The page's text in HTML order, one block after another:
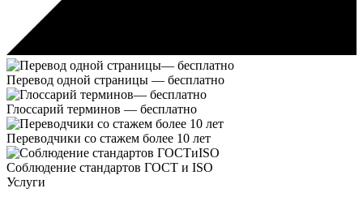
Перевод одной страницы — бесплатно
Глоссарий терминов — бесплатно
Переводчики со стажем более 10 лет
Соблюдение стандартов ГОСТ и ISO
Услуги